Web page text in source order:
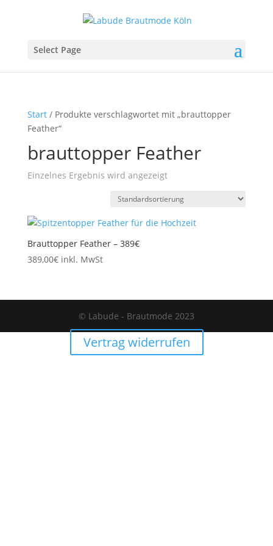
Select Page
Start/ Produkte verschlagwortet mit „brauttopper
Feather“
brauttopper Feather
Einzelnes Ergebnis wird angezeigt
Brauttopper Feather – 389€
389,00€ inkl. MwSt
© Labude - Brautmode 2023
Vertrag widerrufen